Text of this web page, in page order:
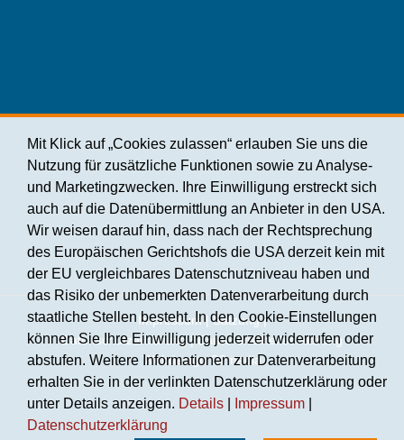
Impressum|Satzung|
Datenschutzerklärung|Barrierefreiheitserklärung
WebdesignC2media
Mit Klick auf „Cookies zulassen“ erlauben Sie uns die
Nutzung für zusätzliche Funktionen sowie zu Analyse-
und Marketingzwecken. Ihre Einwilligung erstreckt sich
auch auf die Datenübermittlung an Anbieter in den USA.
Wir weisen darauf hin, dass nach der Rechtsprechung
des Europäischen Gerichtshofs die USA derzeit kein mit
der EU vergleichbares Datenschutzniveau haben und
das Risiko der unbemerkten Datenverarbeitung durch
staatliche Stellen besteht. In den Cookie-Einstellungen
können Sie Ihre Einwilligung jederzeit widerrufen oder
abstufen. Weitere Informationen zur Datenverarbeitung
erhalten Sie in der verlinkten Datenschutzerklärung oder
unter Details anzeigen. Details Impressum
Datenschutzerklärung